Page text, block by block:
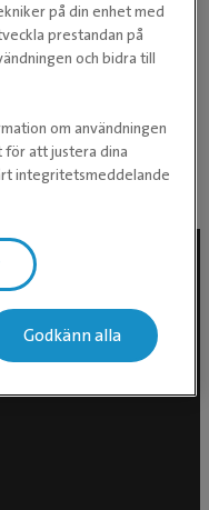
via UPH,
på din enhet med
prestandan på
och bidra till
om användningen
för att justera dina
integritetsmeddelande
Godkänn alla